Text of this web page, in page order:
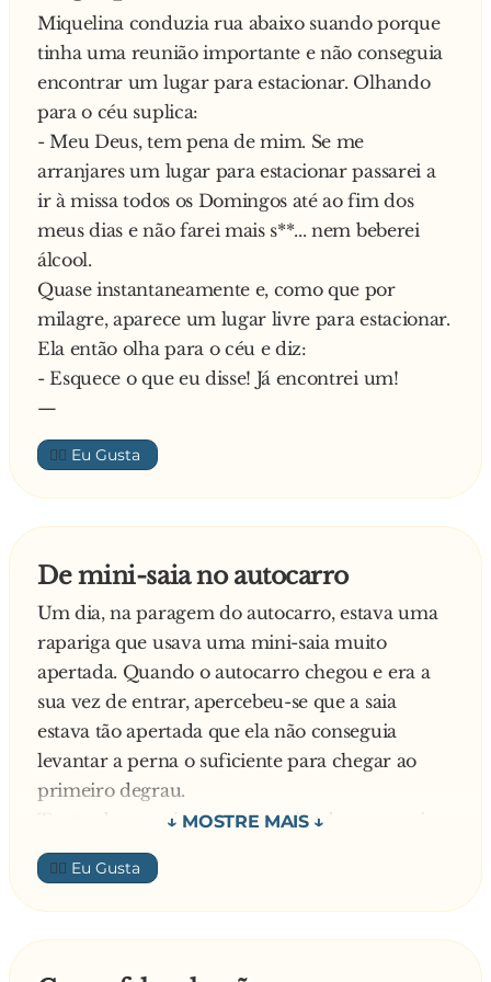
TRABALHO, TENHO 3 FILHOS, POR FAVOR,
NECESSITO AJUDA!!!”
E pergunta:
- E tu, quanto ganhaste?
- Ganhei 8694 euros. – respondeu o primeiro.
Diz espantado o segundo:
- Meu Deus!! Como é que fizeste para conseguir
tanto dinheiro?
Explica o amigo:
- Escrevi um cartaz assim: ‘FALTA 1 EURO
PARA EU VOLTAR PARA O BRASIL!!!’.
Miquelina conduzia rua abaixo suando porque
tinha uma reunião importante e não conseguia
encontrar um lugar para estacionar. Olhando
para o céu suplica:
- Meu Deus, tem pena de mim. Se me
arranjares um lugar para estacionar passarei a
ir à missa todos os Domingos até ao fim dos
meus dias e não farei mais s**... nem beberei
álcool.
Quase instantaneamente e, como que por
milagre, aparece um lugar livre para estacionar.
Ela então olha para o céu e diz:
- Esquece o que eu disse! Já encontrei um!
—
👍🏼
De mini-saia no autocarro
Um dia, na paragem do autocarro, estava uma
rapariga que usava uma mini-saia muito
apertada. Quando o autocarro chegou e era a
sua vez de entrar, apercebeu-se que a saia
estava tão apertada que ela não conseguia
levantar a perna o suficiente para chegar ao
primeiro degrau.
Tentando arranjar uma maneira de conseguir
levantar a perna ela recuou esticou os braços
para trás e desapertou um bocadinho o fecho
da saia. Ainda assim não conseguia chegar ao
degrau Embaraçada recuou novamente e
👍🏼